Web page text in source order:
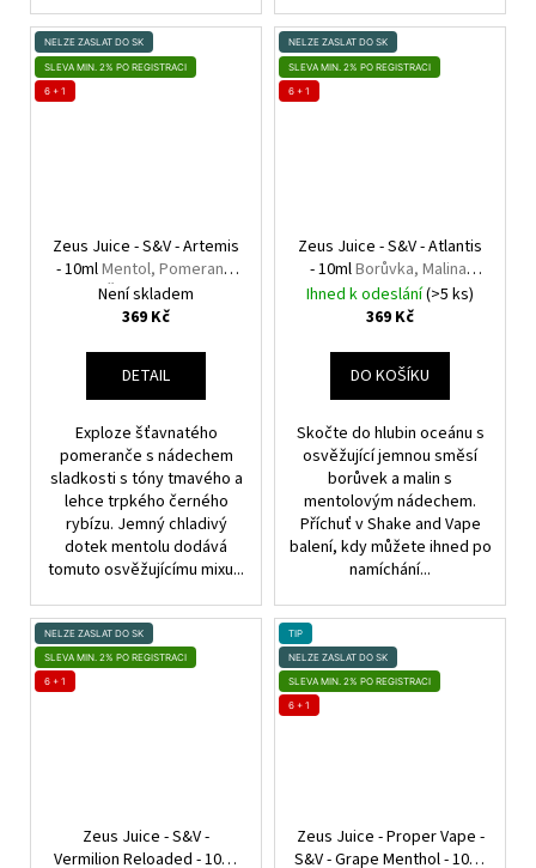
NELZE ZASLAT DO SK
SLEVA MIN. 2% PO REGISTRACI
6 + 1
Zeus Juice - S&V - Artemis
- 10mlMentol, Pomeranč,
Černý rybíz
Není skladem
369 Kč
DETAIL
Exploze šťavnatého
pomeranče s nádechem
sladkosti s tóny tmavého a
lehce trpkého černého
rybízu. Jemný chladivý
dotek mentolu dodává
tomuto osvěžujícímu mixu...
NELZE ZASLAT DO SK
SLEVA MIN. 2% PO REGISTRACI
6 + 1
Zeus Juice - S&V - Atlantis
- 10mlBorůvka, Malina,
Mentol
Ihned k odeslání(>5 ks)
369 Kč
DO KOŠÍKU
Skočte do hlubin oceánu s
osvěžující jemnou směsí
borůvek a malin s
mentolovým nádechem.
Příchuť v Shake and Vape
balení, kdy můžete ihned po
namíchání...
NELZE ZASLAT DO SK
SLEVA MIN. 2% PO REGISTRACI
6 + 1
Zeus Juice - S&V -
Vermilion Reloaded - 10ml
TIP
NELZE ZASLAT DO SK
SLEVA MIN. 2% PO REGISTRACI
6 + 1
Zeus Juice - Proper Vape -
S&V - Grape Menthol - 10ml